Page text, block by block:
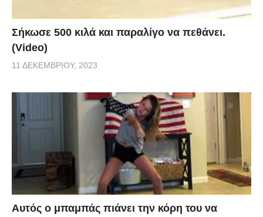
Σήκωσε 500 κιλά και παραλίγο να πεθάνει.
(Video)
11 ΔΕΚΕΜΒΡΊΟΥ, 2023
Αυτός ο μπαμπάς πιάνει την κόρη του να